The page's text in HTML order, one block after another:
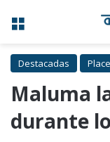
Menú
Destacadas
Maluma
durante